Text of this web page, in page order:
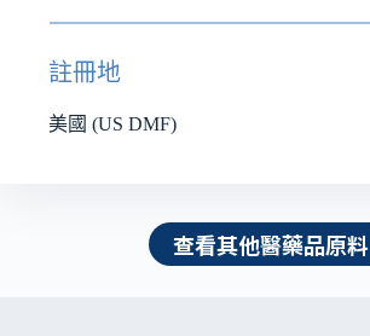
註冊地
美國 (US DMF)
查看其他醫藥品原料